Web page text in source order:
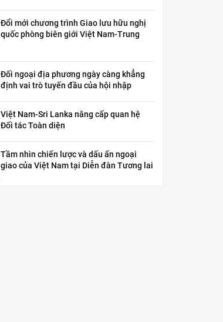
Đổi mới chương trình Giao lưu hữu nghị
quốc phòng biên giới Việt Nam-Trung
Đối ngoại địa phương ngày càng khẳng
định vai trò tuyến đầu của hội nhập
Việt Nam-Sri Lanka nâng cấp quan hệ
Đối tác Toàn diện
Tầm nhìn chiến lược và dấu ấn ngoại
giao của Việt Nam tại Diễn đàn Tương lai